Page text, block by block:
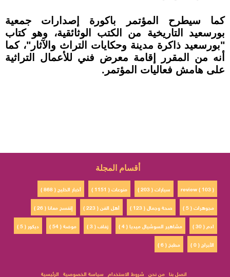
كما سيطرح المؤتمر باكورة إصدارات جمعية
بورسعيد التاريخية من الكتب الوثائقية، وهو كتاب
"بورسعيد ذاكرة مدينة وحكايات التراث والآثار"، كما
أنه من المقرر إقامة معرض فني للأعمال التراثية
على هامش فعاليات المؤتمر.
أقسام المجلة
أخبار الخليج ( 868 ) منوعات ( 1151 ) سيارات ( 203 )
review ( 103 )
إتفسح معانا ( 26 )
أهل الفن ( 223 ) صحة وجمال ( 123 )
مجوهرات ( 5 )
ديكور ( 5 )
موضة ( 54 ) زفاف ( 3 ) مشاهير السوشيال ميديا ( 4 )
ادم ( 30 )
مطبخ ( 6 )
الأبراج ( 0 )
الرئيسية سياسة الخصوصية شروط الاستخدام من نحن اتصل بنا